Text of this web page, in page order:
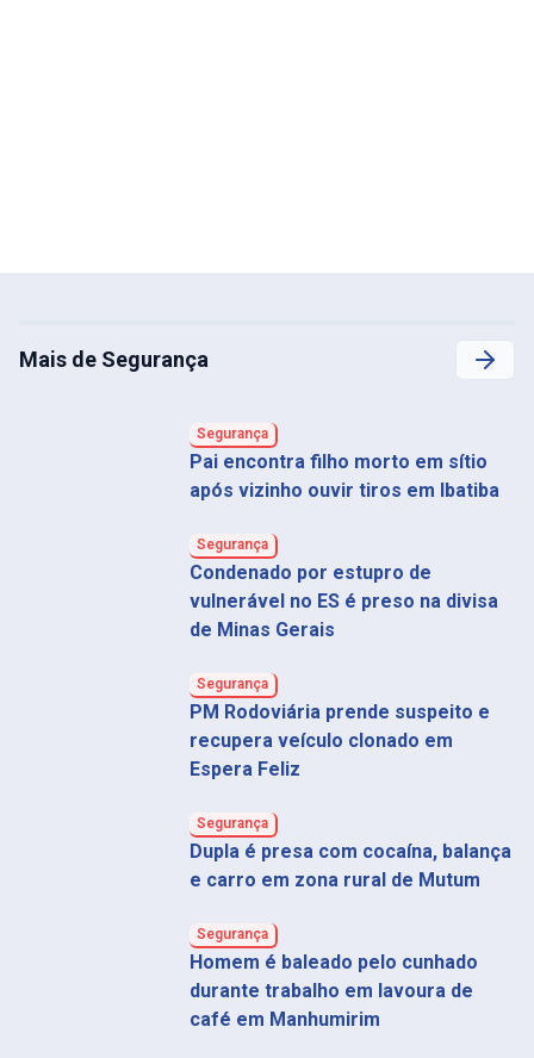
Mais de Segurança
Segurança
Pai encontra filho morto em sítio
após vizinho ouvir tiros em Ibatiba
Segurança
Condenado por estupro de
vulnerável no ES é preso na divisa
de Minas Gerais
Segurança
PM Rodoviária prende suspeito e
recupera veículo clonado em
Espera Feliz
Segurança
Dupla é presa com cocaína, balança
e carro em zona rural de Mutum
Segurança
Homem é baleado pelo cunhado
durante trabalho em lavoura de
café em Manhumirim